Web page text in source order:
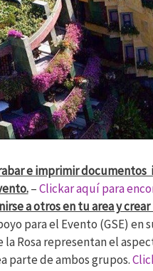
e imprimir
–Clickar aquí para
a otros en tu area y
para el Evento (GSE)
la Rosa representan el
parte de ambos grupos.